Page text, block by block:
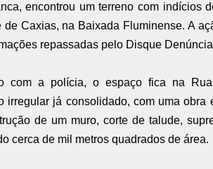
encontrou um terreno com indícios
de Caxias, na Baixada Fluminense. A
repassadas pelo Disque
com a polícia, o espaço fica na
irregular já consolidado, com uma
de um muro, corte de talude,
cerca de mil metros quadrados de área.